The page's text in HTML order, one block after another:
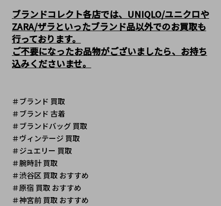
ブランドコレクト各店では、UNIQLO/ユニクロや
ZARA/ザラといったブランド品以外でのお買取も
行っております。
ご不要になったお品物がございましたら、お持ち
込みくださいませ。
＃ブランド 買取
＃ブランド 古着
＃ブランドバッグ 買取
＃ヴィンテージ 買取
＃ジュエリー 買取
＃腕時計 買取
＃渋谷区 買取 おすすめ
＃原宿 買取 おすすめ
＃神宮前 買取 おすすめ